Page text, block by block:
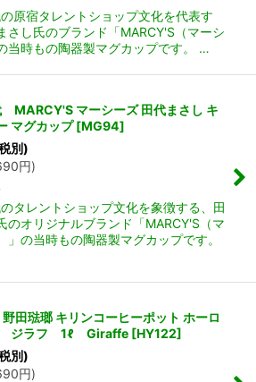
原宿タレントショップ文化を代表す
さし氏のブランド「MARCY'S（マーシ
当時もの陶器製マグカップです。 …
MARCY'S マーシーズ 田代まさし キ
マグカップ [MG94]
別)
円)
タレントショップ文化を象徴する、田
のオリジナルブランド「MARCY'S（マ
」の当時もの陶器製マグカップです。
田琺瑯 キリンコーヒーポット ホーロ
ジラフ 1ℓ Giraffe [HY122]
別)
円)